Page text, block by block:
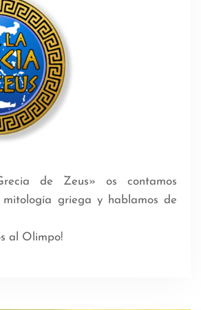
de Zeus» os contamos
griega y hablamos de
al Olimpo!